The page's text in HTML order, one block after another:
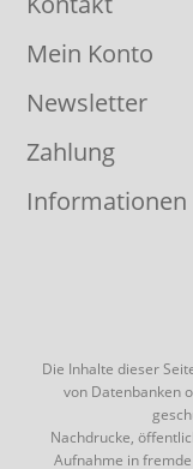
Mein Konto
Newsletter
Zahlung
Informationen
Die Inhalte dieser
von Datenbanken
Nachdrucke,
Aufnahme in